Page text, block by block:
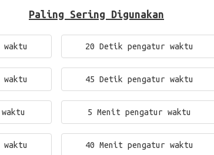
Paling Sering Digunakan
20 Detik pengatur waktu
45 Detik pengatur waktu
5 Menit pengatur waktu
40 Menit pengatur waktu